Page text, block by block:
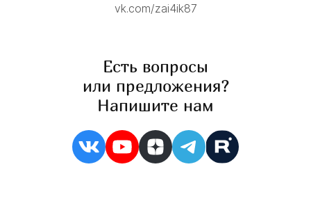
vk.com/zai4ik87
Есть вопросы
или предложения?
Напишите нам